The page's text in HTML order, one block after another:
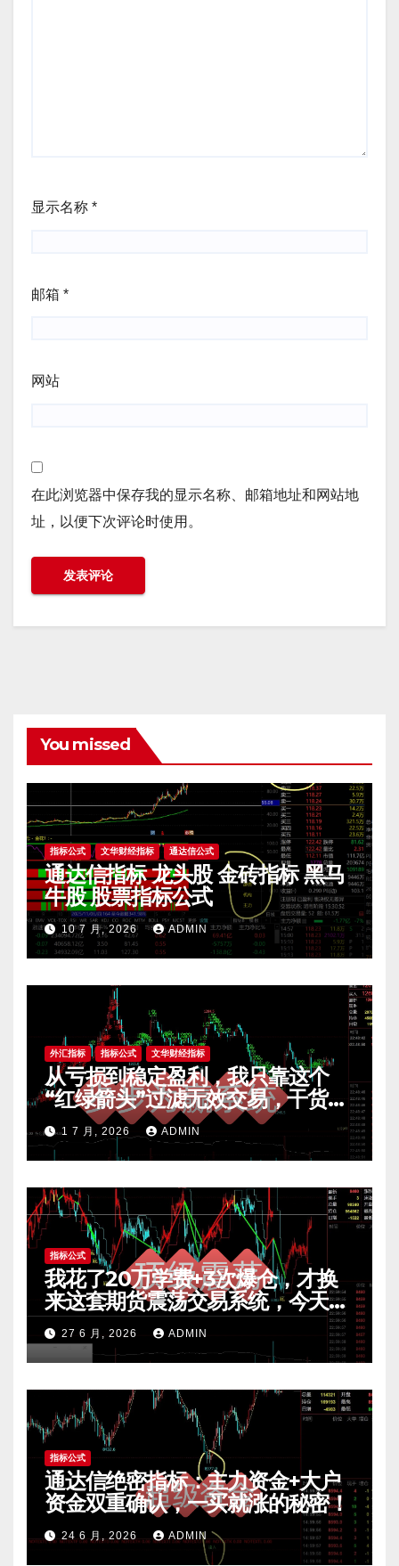
显示名称 *
邮箱 *
网站
在此浏览器中保存我的显示名称、邮箱地址和网站地
址，以便下次评论时使用。
You missed
指标公式 文华财经指标 通达信公式
通达信指标 龙头股 金砖指标 黑马
牛股 股票指标公式
10 7 月, 2026 ADMIN
外汇指标 指标公式 文华财经指标
从亏损到稳定盈利，我只靠这个
“红绿箭头”过滤无效交易，干货全
公开 mt4指标
1 7 月, 2026 ADMIN
指标公式
我花了20万学费+3次爆仓，才换
来这套期货震荡交易系统，今天免
费公开核心逻辑
27 6 月, 2026 ADMIN
指标公式
通达信绝密指标：主力资金+大户
资金双重确认，一买就涨的秘密！
24 6 月, 2026 ADMIN